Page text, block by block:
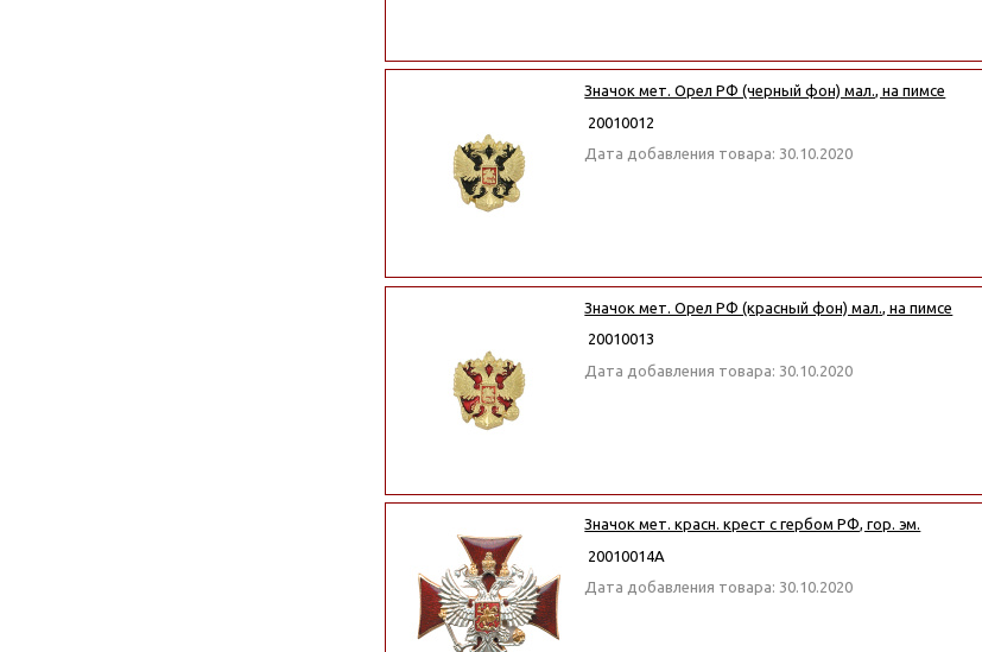
Значок мет. Орел РФ (черный фон) мал., на пимсе
20010012
Дата добавления товара: 30.10.2020
Значок мет. Орел РФ (красный фон) мал., на пимсе
20010013
Дата добавления товара: 30.10.2020
Значок мет. красн. крест с гербом РФ, гор. эм.
20010014А
Дата добавления товара: 30.10.2020